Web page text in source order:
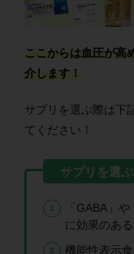
ここからは血圧が高
介します！
サプリを選ぶ際は下
てください！
「GABA」
に効果のあ
機能性表示